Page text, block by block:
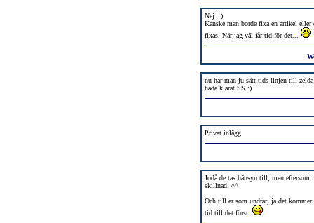
Nej. :)
Kanske man borde fixa en artikel
fixas. När jag väl får tid för det...
nu har man ju sätt tids-linjen till zelda
hade klarat SS :)
Privat inlägg
Jodå de tas hänsyn till, men eftersom
skillnad. ^^
Och till er som undrar, ja det
tid till det först.